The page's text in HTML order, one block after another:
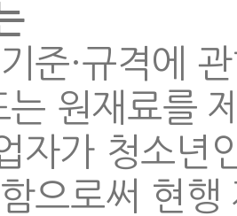
준·규격에
는 원재료를
자가 청소년
으로써 현